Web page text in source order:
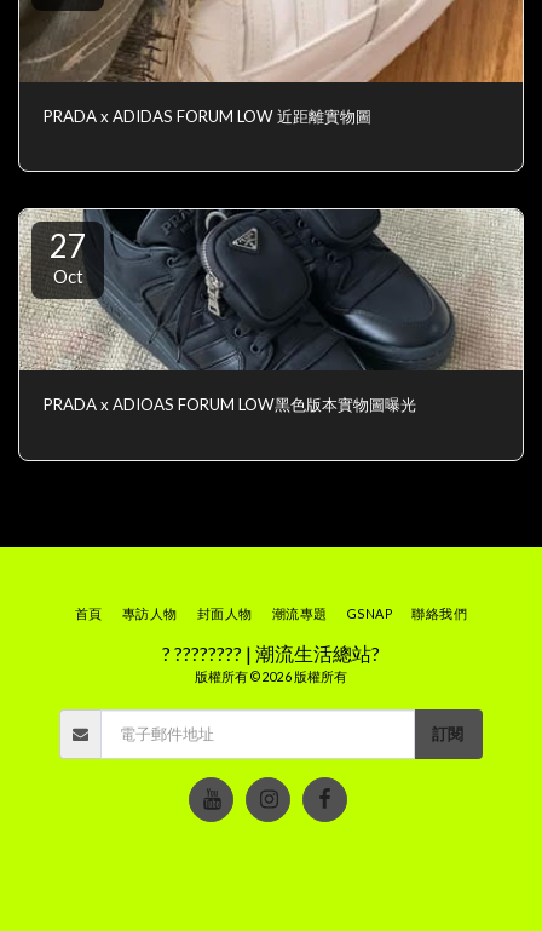
PRADA x ADIDAS FORUM LOW 近距離實物圖
27
Oct
PRADA x ADIOAS FORUM LOW黑色版本實物圖曝光
? ???????? | 潮流生活總站?
版權所有 © 2026 版權所有
首頁 專訪人物 封面人物 潮流專題 GSNAP 聯絡我們
訂閱